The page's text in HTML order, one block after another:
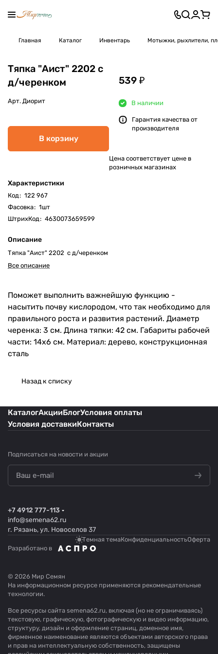
Главная Каталог Инвентарь Мотыжки, рыхлители,
Тяпка "Аист" 2202 с
д/черенком
Арт. Диорит
В корзину
Характеристики
Код: 122 967
Фасовка: 1шт
ШтрихКод: 4630073659599
Описание
Тяпка "Аист" 2202 с д/черенком
Все описание
539 ₽
В наличии
Гарантия качества от
производителя
Цена соответствует цене в
розничных магазинах
Поможет выполнить важнейшую функцию -
насытить почву кислородом, что так необходимо для
правильного роста и развития растений. Диаметр
черенка: 3 см. Длина тяпки: 42 см. Габариты рабочей
части: 14х6 см. Материал: дерево, конструкционная
сталь
Назад к списку
КаталогАкцииБлогУсловия оплаты
Условия доставкиКонтакты
Подписаться на новости и акции
+7 4912 777-113
info@semena62.ru
г. Рязань, ул. Новоселов 37
Темная темаКонфиденциальностьОферта
Разработано в
© 2026 Мир Семян
На информационном ресурсе применяются рекомендательные
технологии.
Все ресурсы сайта semena62.ru, включая (но не ограничиваясь)
текстовую, графическую, фотографическую и видео информацию,
структуру, дизайн и оформление страниц, доменное имя,
фирменное наименование являются объектами авторского права
и прав на интеллектуальную собственность, защищены